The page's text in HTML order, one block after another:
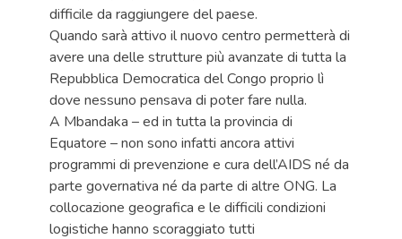
difficile da raggiungere del paese.
Quando sarà attivo il nuovo centro permetterà di
avere una delle strutture più avanzate di tutta la
Repubblica Democratica del Congo proprio lì
dove nessuno pensava di poter fare nulla.
A Mbandaka – ed in tutta la provincia di
Equatore – non sono infatti ancora attivi
programmi di prevenzione e cura dell’AIDS né da
parte governativa né da parte di altre ONG. La
collocazione geografica e le difficili condizioni
logistiche hanno scoraggiato tutti